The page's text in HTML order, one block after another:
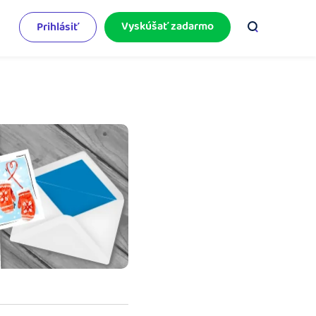
sa nás
v iDoklade a potrebujete poradiť?
Prihlásiť Vyskúšať zadarmo